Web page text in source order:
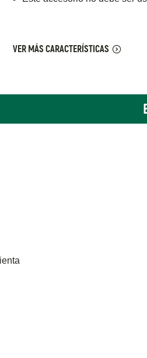
VER MÁS CARACTERÍSTICAS